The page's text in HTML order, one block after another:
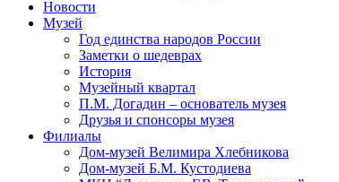
Новости
Музей
Год единства народов России
Заметки о шедеврах
История
Музейный квартал
П.М. Догадин – основатель музея
Друзья и спонсоры музея
Филиалы
Дом-музей Велимира Хлебникова
Дом-музей Б.М. Кустодиева